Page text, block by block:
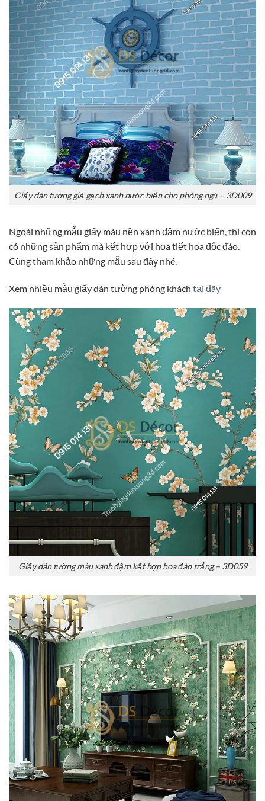
Giấy dán tường giả gạch xanh nước biển cho phòng ngủ – 3D009
Ngoài những mẫu giấy màu nền xanh đậm nước biển, thì còn
có những sản phẩm mà kết hợp với họa tiết hoa độc đáo.
Cùng tham khảo những mẫu sau đây nhé.
Xem nhiều mẫu giấy dán tường phòng khách tại đây
Giấy dán tường màu xanh đậm kết hợp hoa đào trắng – 3D059